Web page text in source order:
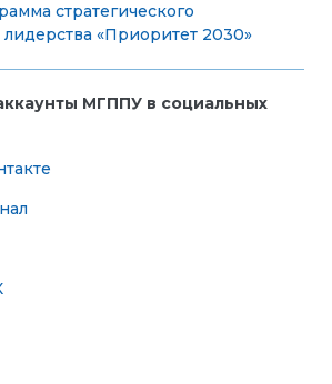
стратегического
«Приоритет 2030»
МГППУ в социальных